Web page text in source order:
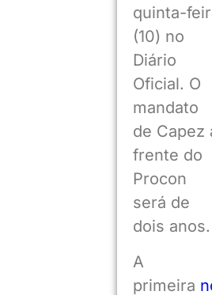
quinta-
(10) no
Diário
Oficial. O
mandato
de Capez
frente do
Procon
será de
dois anos.
A
primeira